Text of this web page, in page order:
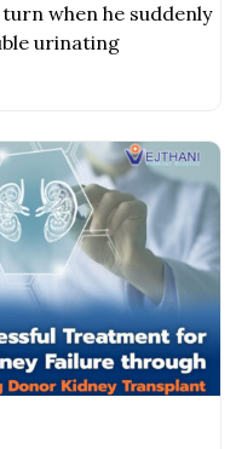
when he suddenly
urinating